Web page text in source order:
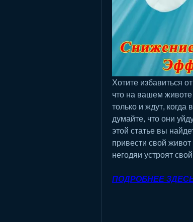
Хотите избавиться
что на вашем животе
только и ждут,
думайте, что они
этой статье вы
привести свой
негодяи устроят
ПОДРОБНЕЕ